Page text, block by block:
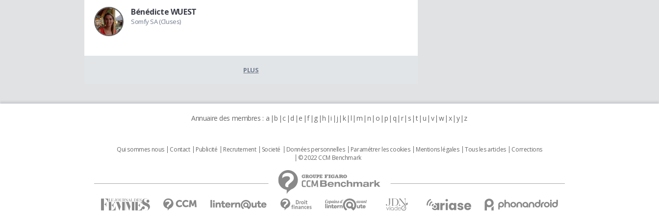
Bénédicte WUEST
Somfy SA (Cluses)
PLUS
Annuaire des membres : a b c d e f g h i j k l m n o p q r s t u v w x y z
Qui sommes nous Contact Publicité Recrutement Societé Données personnelles Paramétrer les cookies Mentions légales Tous les articles
Corrections
© 2022 CCM Benchmark